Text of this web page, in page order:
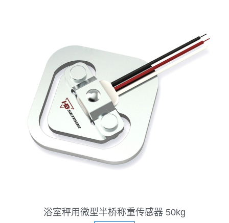
浴室秤用微型半桥称重传感器 50kg